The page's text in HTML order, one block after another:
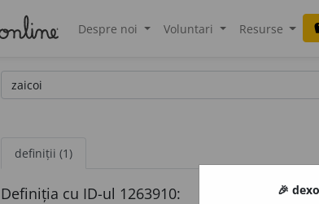
Despre noi Voluntari Resurse
definiții (1)
Definiția cu ID-ul 1263910: 🎉